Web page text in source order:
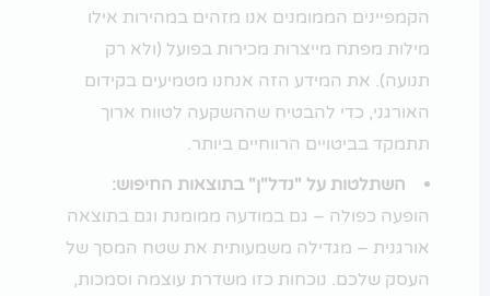
הקמפיינים הממומנים אנו מזהים במהירות אילו
מילות מפתח מייצרות מכירות בפועל (ולא רק
תנועה). את המידע הזה אנחנו מטמיעים בקידום
האורגני, כדי להבטיח שההשקעה לטווח ארוך
תתמקד בביטויים הרווחיים ביותר.
השתלטות על "נדל"ן" בתוצאות החיפוש:
הופעה כפולה – גם במודעה ממומנת וגם בתוצאה
אורגנית – מגדילה משמעותית את שטח המסך של
העסק שלכם. נוכחות כזו משדרת עוצמה וסמכות,